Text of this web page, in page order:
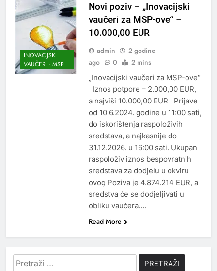
INOVACIJSKI
VAUČERI - MSP
Novi poziv – „Inovacijski
vaučeri za MSP-ove“ –
10.000,00 EUR
admin
2 godine
ago
0 2 mins
„Inovacijski vaučeri za MSP-ove“
Iznos potpore – 2.000,00 EUR,
a najviši 10.000,00 EUR Prijave
od 10.6.2024. godine u 11:00 sati,
do iskorištenja raspoloživih
sredstava, a najkasnije do
31.12.2026. u 16:00 sati. Ukupan
raspoloživ iznos bespovratnih
sredstava za dodjelu u okviru
ovog Poziva je 4.874.214 EUR, a
sredstva će se dodjeljivati u
obliku vaučera….
Read More
Pretraži: